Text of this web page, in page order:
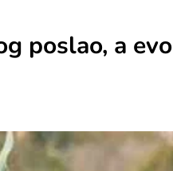
poslao, a evo